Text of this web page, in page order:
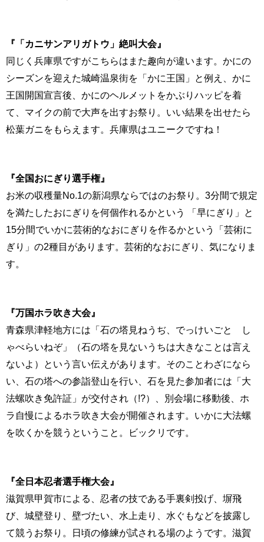
『「カニサンアリガトウ」絶叫大会』
同じく兵庫県ですがこちらはまた趣向が違います。かにの
シーズンを迎えた城崎温泉街を「かに王国」と例え、かに
王国開国宣言後、かにのヘルメットをかぶりハッピを着
て、マイクの前で大声を出すお祭り。いい結果を出せたら
松葉ガニをもらえます。兵庫県はユニークですね！
『全国おにぎり選手権』
お米の収穫量No.1の新潟県ならではのお祭り。3分間で規定
を満たしたおにぎりを何個作れるかという 「早にぎり」と
15分間でいかに芸術的なおにぎりを作るかという「芸術に
ぎり」の2種目があります。芸術的なおにぎり、気になりま
す。
『万国ホラ吹き大会』
青森県津軽地方には「石の塔見ねうぢ、でっけいごと し
ゃべらいねぞ」（石の塔を見ないうちは大きなことは言え
ないよ）という言い伝えがあります。そのことわざになら
い、石の塔への参詣登山を行い、石を見た参加者には「大
法螺吹き免許証」が交付され（!?）、別会場に移動後、ホ
ラ自慢によるホラ吹き大会が開催されます。いかに大法螺
を吹くかを競うということ。ビックリです。
『全日本忍者選手権大会』
滋賀県甲賀市による、忍者の技である手裏剣投げ、塀飛
び、城壁登り、壁づたい、水上走り、水ぐもなどを披露し
て競うお祭り。日頃の修練が試される場のようです。滋賀